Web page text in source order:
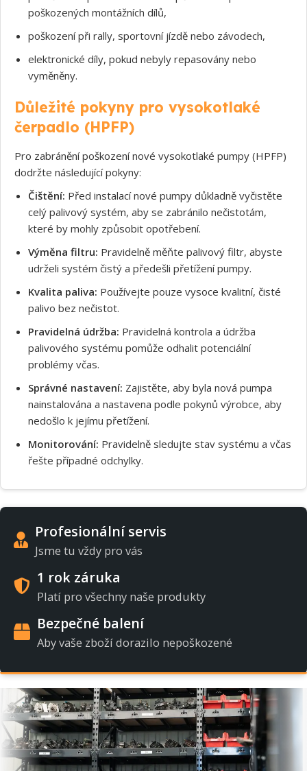
poškozených montážních dílů,
poškození při rally, sportovní jízdě nebo závodech,
elektronické díly, pokud nebyly repasovány nebo
vyměněny.
Důležité pokyny pro vysokotlaké
čerpadlo (HPFP)
Pro zabránění poškození nové vysokotlaké pumpy (HPFP)
dodržte následující pokyny:
Čištění: Před instalací nové pumpy důkladně vyčistěte
celý palivový systém, aby se zabránilo nečistotám,
které by mohly způsobit opotřebení.
Výměna filtru: Pravidelně měňte palivový filtr, abyste
udrželi systém čistý a předešli přetížení pumpy.
Kvalita paliva: Používejte pouze vysoce kvalitní, čisté
palivo bez nečistot.
Pravidelná údržba: Pravidelná kontrola a údržba
palivového systému pomůže odhalit potenciální
problémy včas.
Správné nastavení: Zajistěte, aby byla nová pumpa
nainstalována a nastavena podle pokynů výrobce, aby
nedošlo k jejímu přetížení.
Monitorování: Pravidelně sledujte stav systému a včas
řešte případné odchylky.
Profesionální servis
Jsme tu vždy pro vás
1 rok záruka
Platí pro všechny naše produkty
Bezpečné balení
Aby vaše zboží dorazilo nepoškozené